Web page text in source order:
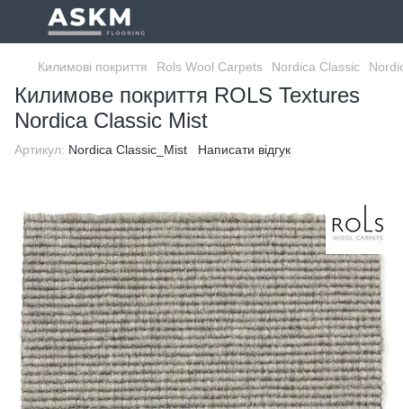
Килимові покриття Rols Wool Carpets Nordica Classic
Килимове покриття ROLS Textures
Nordica Classic Mist
Артикул: Nordica Classic_Mist Написати відгук